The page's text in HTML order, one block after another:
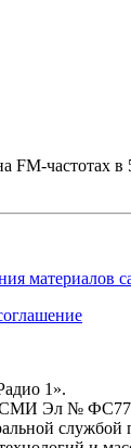
FM-частотах
материалов
1».
СМИ Эл №
службой